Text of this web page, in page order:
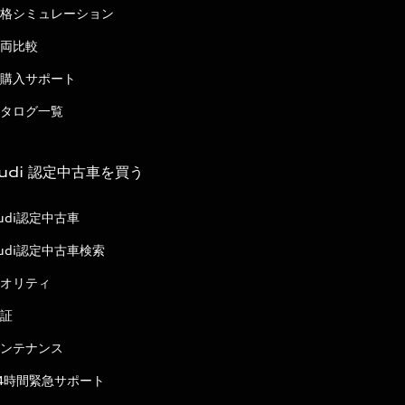
シミュレーション
比較
入サポート
ログ一覧
認定中古車を買う
認定中古車
認定中古車検索
リティ
テナンス
間緊急サポート